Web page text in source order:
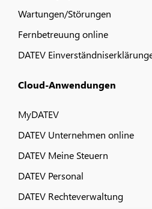
Wartungen/Störungen
Fernbetreuung online
DATEV
Cloud-Anwendungen
MyDATEV
DATEV Unternehmen online
DATEV Meine Steuern
DATEV Personal
DATEV Rechteverwaltung